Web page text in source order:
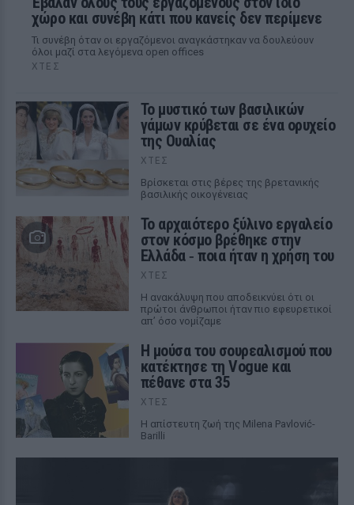
χώρο και συνέβη κάτι που κανείς δεν περίμενε
Τι συνέβη όταν οι εργαζόμενοι αναγκάστηκαν να δουλεύουν
όλοι μαζί στα λεγόμενα open offices
ΧΤΕΣ
Το μυστικό των βασιλικών
γάμων κρύβεται σε ένα ορυχείο
της Ουαλίας
ΧΤΕΣ
Βρίσκεται στις βέρες της βρετανικής
βασιλικής οικογένειας
Το αρχαιότερο ξύλινο εργαλείο
στον κόσμο βρέθηκε στην
Ελλάδα ‑ ποια ήταν η χρήση του
ΧΤΕΣ
Η ανακάλυψη που αποδεικνύει ότι οι
πρώτοι άνθρωποι ήταν πιο εφευρετικοί
απ’ όσο νομίζαμε
Η μούσα του σουρεαλισμού που
κατέκτησε τη Vogue και
πέθανε στα 35
ΧΤΕΣ
Η απίστευτη ζωή της Milena Pavlović-
Barilli